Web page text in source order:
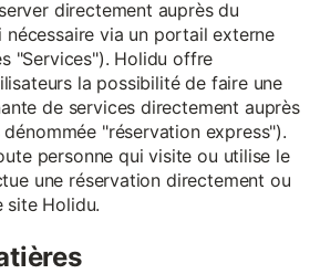
directement auprès du
nécessaire via un portail externe
"Services"). Holidu offre
la possibilité de faire une
de services directement auprès
"réservation express").
personne qui visite ou utilise le
une réservation directement ou
site Holidu.